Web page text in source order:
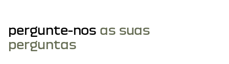
pergunte-nos as suas
perguntas